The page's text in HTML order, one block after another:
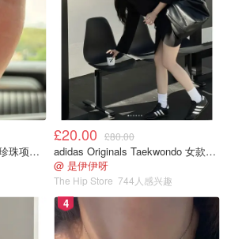
Prestige Necklace 大溪地珍珠项链 10-11mm
£20.00 £80.00
adidas Originals Taekwondo 女款黑色运动鞋
@ 是伊伊呀
The Hip Store 744人感兴趣
4